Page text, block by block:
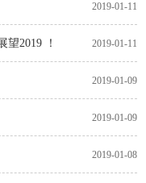
2019-01-11
2019 ！ 2019-01-11
2019-01-09
2019-01-09
2019-01-08